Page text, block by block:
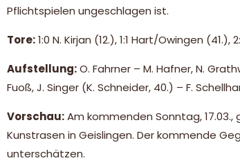
Pflichtspielen ungeschlagen ist.
Tore:1:0 N. Kirjan (12.), 1:1 Hart/Owingen (41.),
Aufstellung:O. Fahrner – M. Hafner, N.
Fuoß, J. Singer (K. Schneider, 40.) – F.
Vorschau:Am kommenden Sonntag,
Kunstrasen in Geislingen. Der kommende
unterschätzen.